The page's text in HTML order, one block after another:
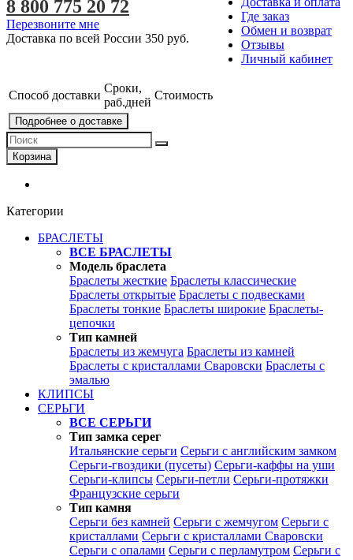
Где заказ
Обмен и возврат
Отзывы
Личный кабинет
8 800 775 20 72
Перезвоните мне
Доставка по всей России 350 руб.
Способ доставки
Сроки,
раб.дней
Стоимость
Подробнее о доставке
Корзина
Категории
БРАСЛЕТЫ
ВСЕ БРАСЛЕТЫ
Модель браслета
Браслеты жесткие Браслеты классические
Браслеты открытые Браслеты с подвесками
Браслеты тонкие Браслеты широкие Браслеты-
цепочки
Тип камней
Браслеты из жемчуга Браслеты из камней
Браслеты с кристаллами Сваровски Браслеты с
эмалью
КЛИПСЫ
СЕРЬГИ
ВСЕ СЕРЬГИ
Тип замка серег
Итальянские серьги Серьги с английским замком
Серьги-гвоздики (пусеты) Серьги-каффы на уши
Серьги-клипсы Серьги-петли Серьги-протяжки
Французские серьги
Тип камня
Серьги без камней Серьги с жемчугом Серьги с
кристаллами Серьги с кристаллами Сваровски
Серьги с опалами Серьги с перламутром Серьги с